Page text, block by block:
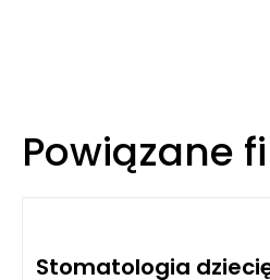
Powiązane
Stomatologia